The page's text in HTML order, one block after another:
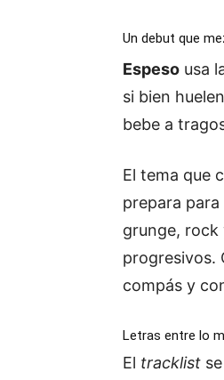
Un debut que
Espeso usa
si bien
bebe a
El tema que
prepara
grunge, rock
progresivos.
compás y
Letras entre lo
El tracklist